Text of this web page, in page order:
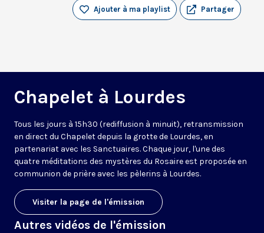
Partager
Ajouter à ma playlist
Chapelet à Lourdes
Tous les jours à 15h30 (rediffusion à minuit), retransmission
en direct du Chapelet depuis la grotte de Lourdes, en
partenariat avec les Sanctuaires. Chaque jour, l'une des
quatre méditations des mystères du Rosaire est proposée en
communion de prière avec les pèlerins à Lourdes.
Visiter la page de l'émission
Autres vidéos de l'émission